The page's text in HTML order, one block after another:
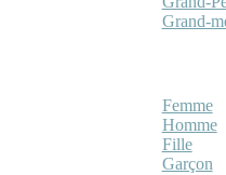
Grand-
Femme
Homme
Fille
Garçon